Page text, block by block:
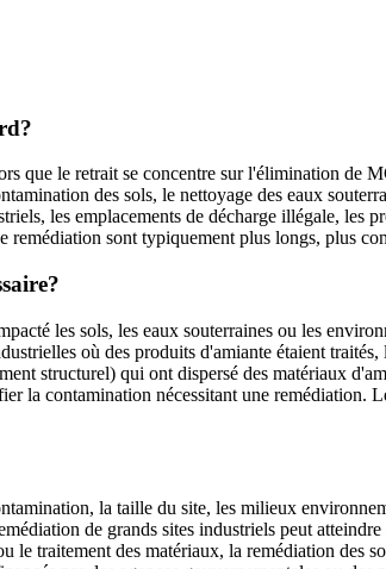
que le retrait se concentre sur l'élimination de
des sols, le nettoyage des eaux
les emplacements de décharge illégale, les
sont typiquement plus longs, plus
les sols, les eaux souterraines ou les
où des produits d'amiante étaient
structurel) qui ont dispersé des matériaux
la contamination nécessitant une remédiation.
la taille du site, les milieux
de grands sites industriels peut
traitement des matériaux, la remédiation des